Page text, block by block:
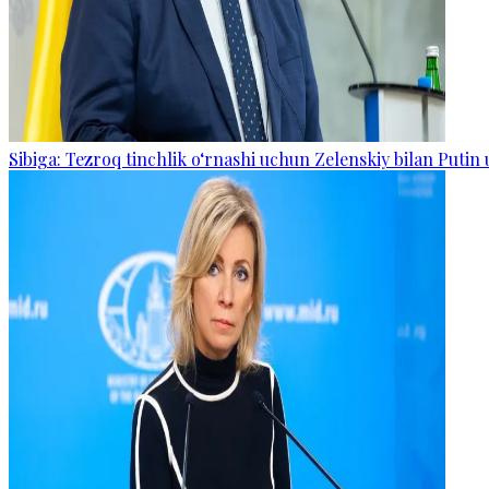
Sibiga: Tezroq tinchlik o‘rnashi uchun Zelenskiy bilan